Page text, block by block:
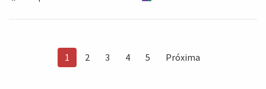
1 2 3 4 5 Próxima